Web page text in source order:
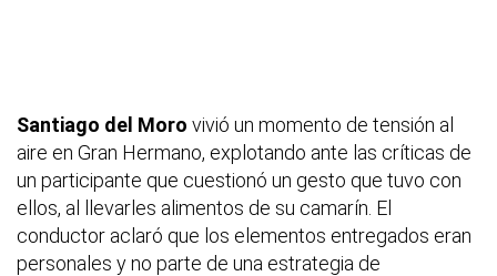
Santiago del Moro vivió un momento de tensión al
aire en Gran Hermano, explotando ante las críticas de
un participante que cuestionó un gesto que tuvo con
ellos, al llevarles alimentos de su camarín. El
conductor aclaró que los elementos entregados eran
personales y no parte de una estrategia de